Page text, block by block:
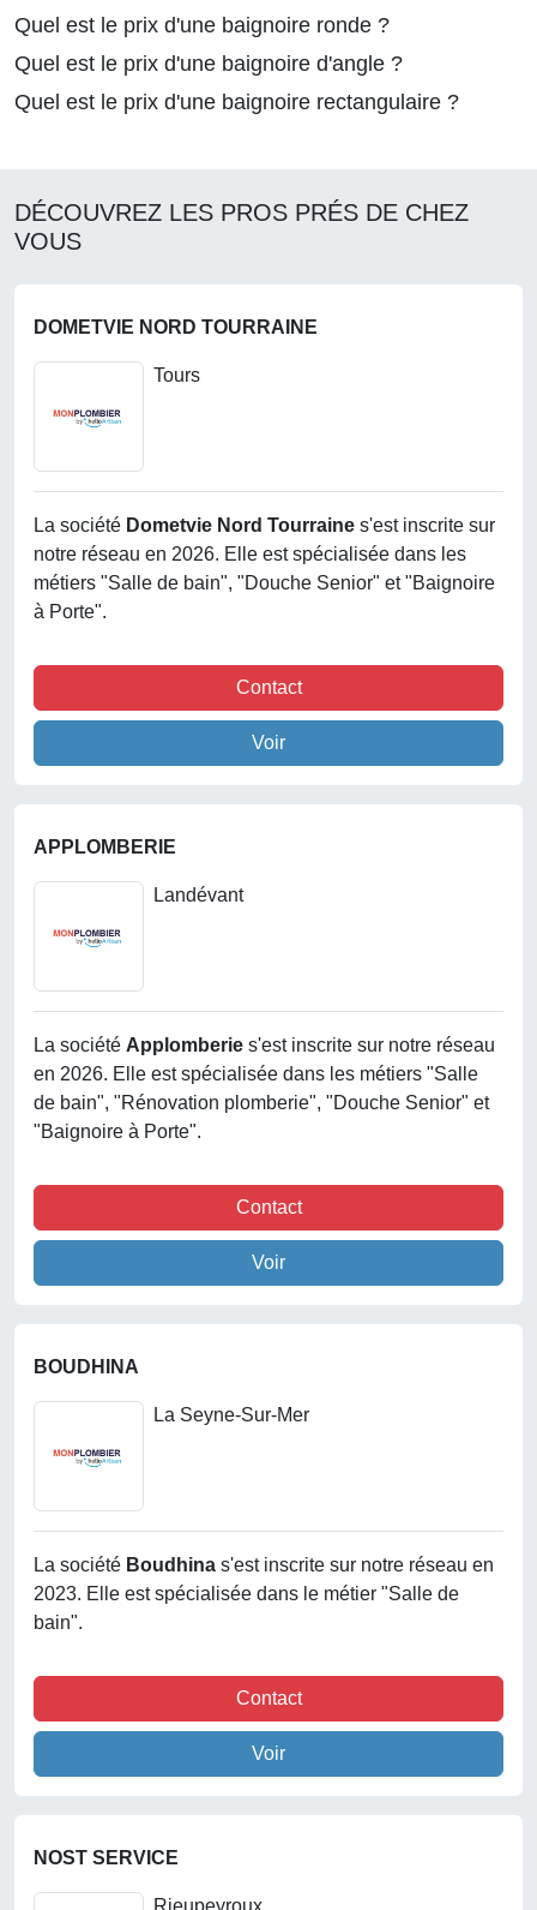
Quel est le prix d'une baignoire ronde ?
Quel est le prix d'une baignoire d'angle ?
Quel est le prix d'une baignoire rectangulaire ?
DÉCOUVREZ LES PROS PRÉS DE CHEZ
VOUS
DOMETVIE NORD TOURRAINE
Tours
La société Dometvie Nord Tourraine s'est inscrite sur
notre réseau en 2026. Elle est spécialisée dans les
métiers "Salle de bain", "Douche Senior" et "Baignoire
à Porte".
Contact
Voir
APPLOMBERIE
Landévant
La société Applomberie s'est inscrite sur notre réseau
en 2026. Elle est spécialisée dans les métiers "Salle
de bain", "Rénovation plomberie", "Douche Senior" et
"Baignoire à Porte".
Contact
Voir
BOUDHINA
La Seyne-Sur-Mer
La société Boudhina s'est inscrite sur notre réseau en
2023. Elle est spécialisée dans le métier "Salle de
bain".
Contact
Voir
NOST SERVICE